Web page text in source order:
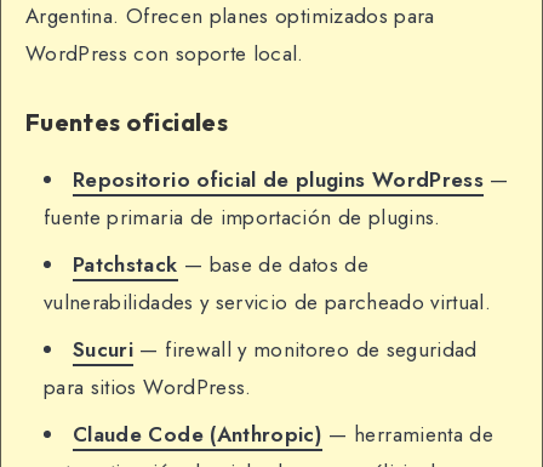
Argentina. Ofrecen planes optimizados para
WordPress con soporte local.
Fuentes oficiales
Repositorio oficial de plugins WordPress —
fuente primaria de importación de plugins.
Patchstack — base de datos de
vulnerabilidades y servicio de parcheado virtual.
Sucuri — firewall y monitoreo de seguridad
para sitios WordPress.
Claude Code (Anthropic) — herramienta de